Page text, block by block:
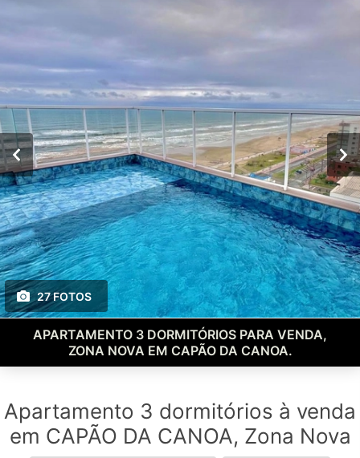
27 FOTOS
APARTAMENTO 3 DORMITÓRIOS PARA VENDA,
ZONA NOVA EM CAPÃO DA CANOA.
Apartamento 3 dormitórios à venda
em CAPÃO DA CANOA, Zona Nova